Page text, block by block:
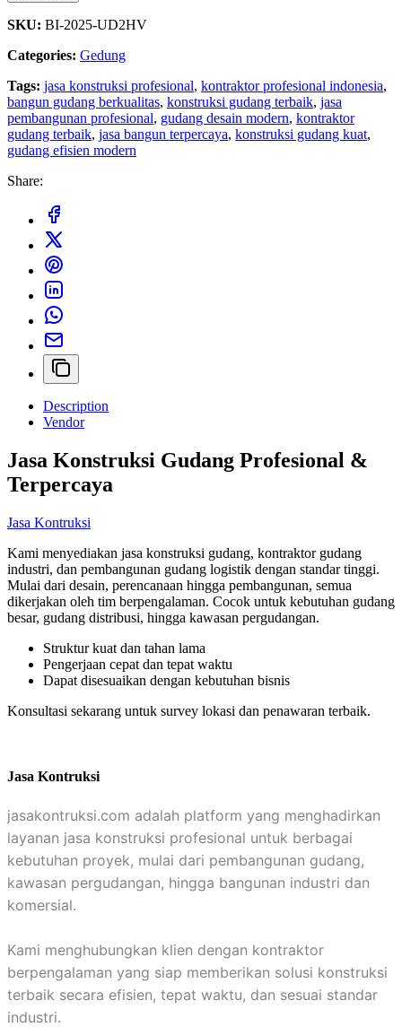
SKU: BI-2025-UD2HV
Categories: Gedung
Tags: jasa konstruksi profesional, kontraktor profesional indonesia,
bangun gudang berkualitas, konstruksi gudang terbaik, jasa
pembangunan profesional, gudang desain modern, kontraktor
gudang terbaik, jasa bangun terpercaya, konstruksi gudang kuat,
gudang efisien modern
Share:
Description
Vendor
Jasa Konstruksi Gudang Profesional &
Terpercaya
Jasa Kontruksi
Kami menyediakan jasa konstruksi gudang, kontraktor gudang
industri, dan pembangunan gudang logistik dengan standar tinggi.
Mulai dari desain, perencanaan hingga pembangunan, semua
dikerjakan oleh tim berpengalaman. Cocok untuk kebutuhan gudang
besar, gudang distribusi, hingga kawasan pergudangan.
Struktur kuat dan tahan lama
Pengerjaan cepat dan tepat waktu
Dapat disesuaikan dengan kebutuhan bisnis
Konsultasi sekarang untuk survey lokasi dan penawaran terbaik.
Jasa Kontruksi
jasakontruksi.com adalah platform yang menghadirkan
layanan jasa konstruksi profesional untuk berbagai
kebutuhan proyek, mulai dari pembangunan gudang,
kawasan pergudangan, hingga bangunan industri dan
komersial.
Kami menghubungkan klien dengan kontraktor
berpengalaman yang siap memberikan solusi konstruksi
terbaik secara efisien, tepat waktu, dan sesuai standar
industri.